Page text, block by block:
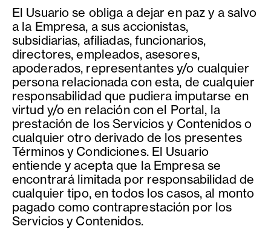
El Usuario se obliga a dejar en paz y a salvo
a la Empresa, a sus accionistas,
subsidiarias, afiliadas, funcionarios,
directores, empleados, asesores,
apoderados, representantes y/o cualquier
persona relacionada con esta, de cualquier
responsabilidad que pudiera imputarse en
virtud y/o en relación con el Portal, la
prestación de los Servicios y Contenidos o
cualquier otro derivado de los presentes
Términos y Condiciones. El Usuario
entiende y acepta que la Empresa se
encontrará limitada por responsabilidad de
cualquier tipo, en todos los casos, al monto
pagado como contraprestación por los
Servicios y Contenidos.